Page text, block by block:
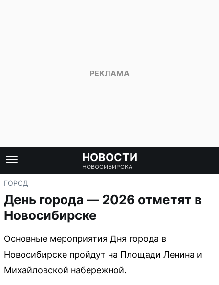
НОВОСТИ
НОВОСИБИРСКА
ГОРОД
День города — 2026 отметят в
Новосибирске
Основные мероприятия Дня города в
Новосибирске пройдут на Площади Ленина и
Михайловской набережной.